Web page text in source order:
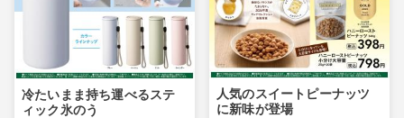
冷たいまま持ち運べるステ
ィック氷のう
人気のスイートピーナッツ
に新味が登場